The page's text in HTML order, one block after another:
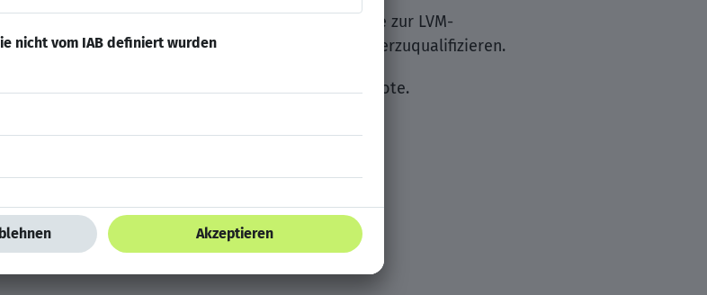
durchlaufen Sie entweder die Ausbildungsreihe zur LVM-
bereit, sich als Versicherungsfachmann/-frau weiterzuqualifizieren.
durch bedarfsgerechte Weiterbildungsangebote.